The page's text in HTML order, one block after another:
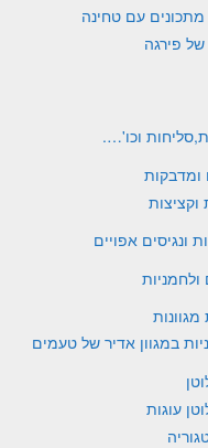
עם טחינה
פירגה
וכו'….
ומדבקות
וקציצות
ונגיסים אפויים
במגוון אדיר של טעמים
עוגות